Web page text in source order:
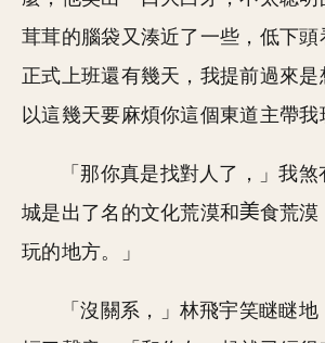
茸茸的腦袋又湊近了一些，低下
正式上班還有幾天，我提前過來
以這幾天要麻煩你這個東道主帶我
「那你真是找對人了，」我
城是出了名的文化荒漠和
食荒漠
玩的地方。」
「沒關系，」林飛宇笑瞇瞇